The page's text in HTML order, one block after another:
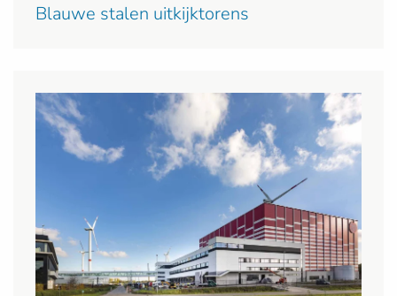
Blauwe stalen uitkijktorens